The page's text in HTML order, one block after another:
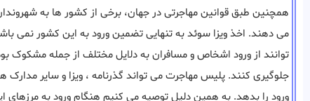
همچنین طبق قوانین مهاجرتی در جهان، برخی از کشور ها به
می دهند. اخذ ویزا سوئد به تنهایی تضمین ورود به این کشور نمی
‌توانند از ورود اشخاص و مسافران به دلایل مختلف از جمله مشکوک
جلوگیری ‌کنند. پلیس مهاجرت می تواند گذرنامه ، ویزا و سایر
ورود را بدهد. به همین دلیل توصیه می کنیم هنگام ورود به مرزهای